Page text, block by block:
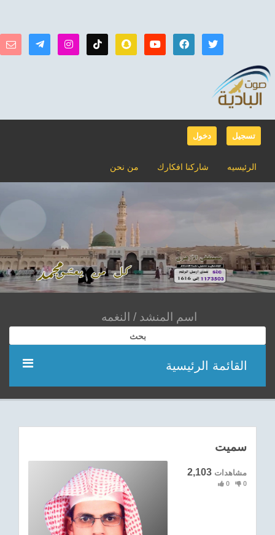
دخول تسجيل
من نحن شاركنا افكارك الرئيسيه
بحث
القائمة الرئيسية
اناشيد
سميت
2,103 مشاهدات
0 0